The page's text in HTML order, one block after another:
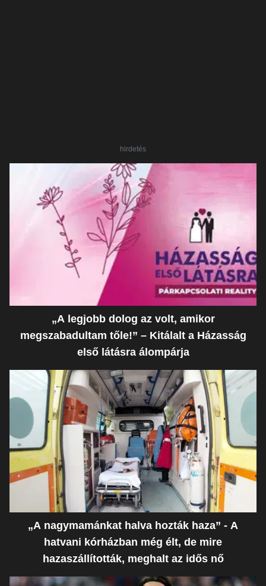
hirdetés
„A legjobb dolog az volt, amikor
megszabadultam tőle!” – Kitálalt a Házasság
első látásra álompárja
„A nagymamánkat halva hozták haza” - A
hatvani kórházban még élt, de mire
hazaszállították, meghalt az idős nő